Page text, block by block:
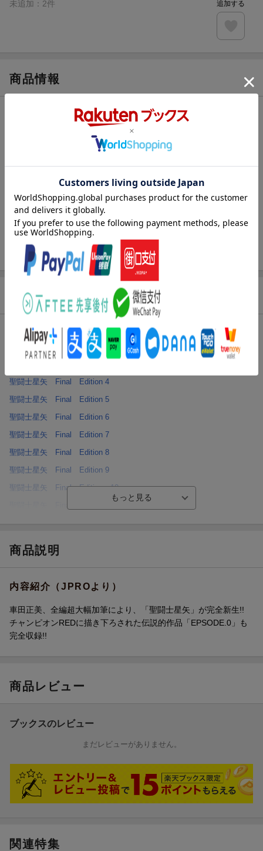
未追加： 2件 追加する
商品情報
2024年10月上旬
(著)
聖闘士星矢
レーベル
少年チャンピオン・コミックス・エクスト
出版社 秋田書店
インストアコード 2100014046754
セット内容
聖闘士星矢 Final Edition 1
聖闘士星矢 Final Edition 2
聖闘士星矢 Final Edition 4
聖闘士星矢 Final Edition 5
聖闘士星矢 Final Edition 6
聖闘士星矢 Final Edition 7
聖闘士星矢 Final Edition 8
聖闘士星矢 Final Edition 9
聖闘士星矢 Final Edition 10
商品説明
内容紹介（JPROより）
車田正美、全編超大幅加筆により、「聖闘士星矢」が完全新生!!
チャンピオンREDに描き下ろされた伝説的作品「EPSODE.0」も
完全収録!!
商品レビュー
ブックスのレビュー
まだレビューがありません。
関連特集